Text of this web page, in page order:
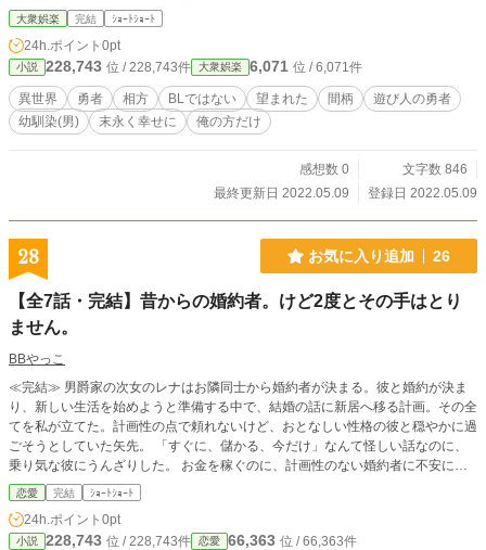
大衆娯楽 完結 ｼｮｰﾄｼｮｰﾄ
24h.ポイント 0pt
小説 228,743 位 / 228,743件 大衆娯楽 6,071 位 / 6,071件
異世界 勇者 相方 BLではない 望まれた 間柄
遊び人の勇者
幼馴染(男)
末永く幸せに 俺の方だけ
感想数 0
文字数 846
最終更新日 2022.05.09
登録日 2022.05.09
28 お気に入り追加 26
【全7話・完結】昔からの婚約者。けど2度とその手はとり
ません。
BBやっこ
≪完結≫ 男爵家の次女のレナはお隣同士から婚約者が決まる。彼と婚約が決ま
り、新しい生活を始めようと準備する中で、結婚の話に新居へ移る計画。その全
てを私が立てた。計画性の点で頼れないけど、おとなしい性格の彼と穏やかに過
ごそうとしていた矢先。 「すぐに、儲かる、今だけ」なんて怪しい話なのに、
乗り気な彼にうんざりした。 お金を稼ぐのに、計画性のない婚約者に不安に思
っていた。 詐欺にあったことも何回か。助け合って来たつもりだけど、その話
に乗るなら…。 私にはもう、その手を取りに行く役目は終わりました。
恋愛 完結 ｼｮｰﾄｼｮｰﾄ
24h.ポイント 0pt
小説 228,743 位 / 228,743件 恋愛 66,363 位 / 66,363件